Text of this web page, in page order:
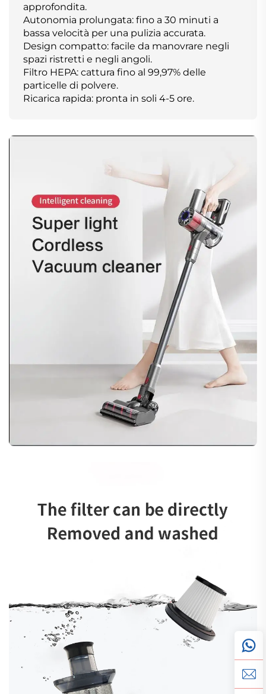
approfondita.
Autonomia prolungata: fino a 30 minuti a
bassa velocità per una pulizia accurata.
Design compatto: facile da manovrare negli
spazi ristretti e negli angoli.
Filtro HEPA: cattura fino al 99,97% delle
particelle di polvere.
Ricarica rapida: pronta in soli 4-5 ore.